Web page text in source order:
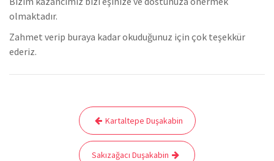
olmaktadır.
Zahmet verip buraya kadar okuduğunuz için çok teşekkür
ederiz.
gezinmesi
Kartaltepe Duşakabin
Sakızağacı Duşakabin